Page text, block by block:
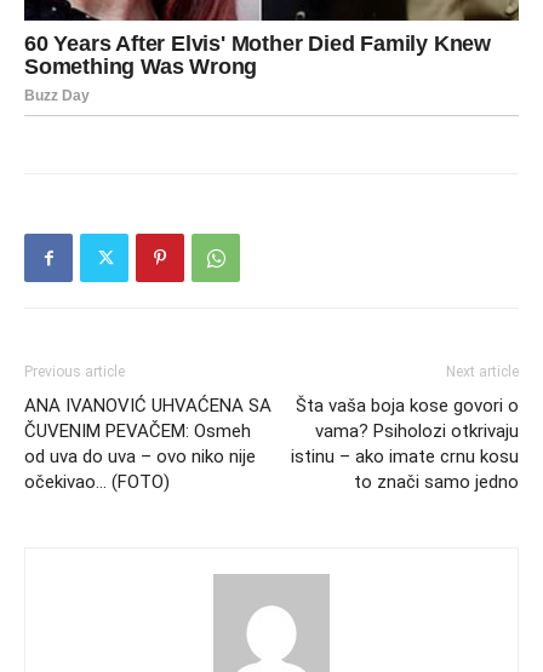
Previous article
ANA IVANOVIĆ UHVAĆENA SA
ČUVENIM PEVAČEM: Osmeh
od uva do uva – ovo niko nije
očekivao… (FOTO)
Next article
Šta vaša boja kose govori o
vama? Psiholozi otkrivaju
istinu – ako imate crnu kosu
to znači samo jedno